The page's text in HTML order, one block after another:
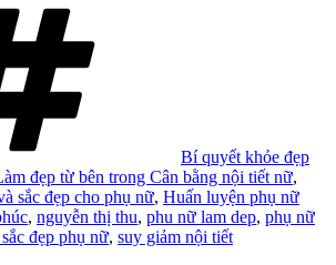
Bí quyết khỏe đẹp
đẹp từ bên trong Cân bằng nội tiết nữ,
sắc đẹp cho phụ nữ, Huấn luyện phụ nữ
, nguyễn thị thu, phu nữ lam dep, phụ nữ
đẹp phụ nữ, suy giảm nội tiết